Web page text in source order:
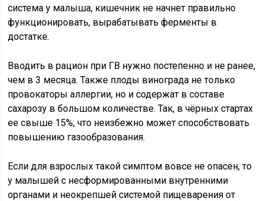
система у малыша, кишечник не начнет правильно
функционировать, вырабатывать ферменты в
достатке.
Вводить в рацион при ГВ нужно постепенно и не ранее,
чем в 3 месяца. Также плоды винограда не только
провокаторы аллергии, но и содержат в составе
сахарозу в большом количестве. Так, в чёрных стартах
ее свыше 15%, что неизбежно может способствовать
повышению газообразования.
Если для взрослых такой симптом вовсе не опасен, то
у малышей с несформированными внутренними
органами и неокрепшей системой пищеварения от